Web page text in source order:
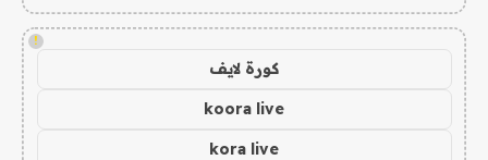
!
كورة لايف
koora live
kora live